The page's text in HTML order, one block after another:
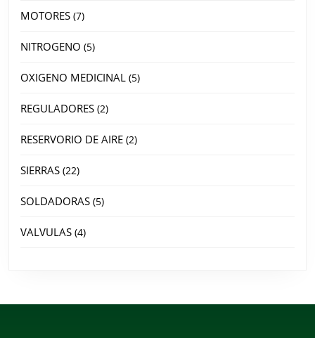
MOTORES 7
NITROGENO 5
OXIGENO MEDICINAL 5
REGULADORES 2
RESERVORIO DE AIRE 2
SIERRAS 22
SOLDADORAS 5
VALVULAS 4